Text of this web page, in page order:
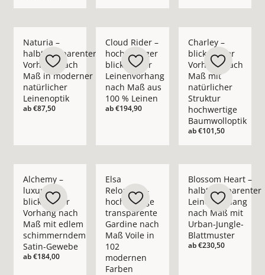
Naturia –
halbtransparenter
Vorhang nach
Maß in moderner
natürlicher
Leinenoptik
ab€87,50
Cloud Rider –
hochwertiger
blickdichter
Leinenvorhang
nach Maß aus
100 % Leinen
ab€194,90
Charley –
blickdichter
Vorhang nach
Maß mit
natürlicher
Struktur
hochwertige
Baumwolloptik
ab€101,50
Alchemy –
luxuriöser
blickdichter
Vorhang nach
Maß mit edlem
schimmerndem
Satin-Gewebe
ab€184,00
Elsa
Reloaded –
hochwertige
transparente
Gardine nach
Maß Voile in
102
modernen
Farben
Blossom Heart –
halbtransparenter
Leinenvorhang
nach Maß mit
Urban-Jungle-
Blattmuster
ab€230,50